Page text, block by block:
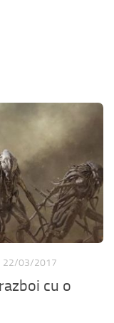
22/03/2017
cu o